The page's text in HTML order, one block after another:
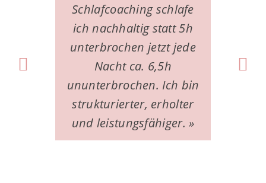
Schlafcoaching schlafe
ich nachhaltig statt 5h
unterbrochen jetzt jede
Nacht ca. 6,5h
ununterbrochen. Ich bin
strukturierter, erholter
und leistungsfähiger. »